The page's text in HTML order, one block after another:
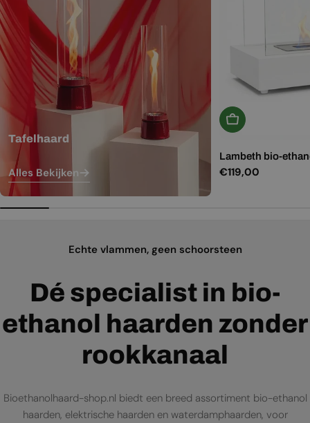
Tafelhaard
Alles Bekijken
In Winkelwagen
Lambeth bio-
Normale
€119,00
Echte vlammen, geen schoorsteen
Dé specialist in bio-
ethanol haarden zonder
rookkanaal
Bioethanolhaard-shop.nl biedt een breed assortiment bio-ethanol
haarden, elektrische haarden en waterdamphaarden, voor